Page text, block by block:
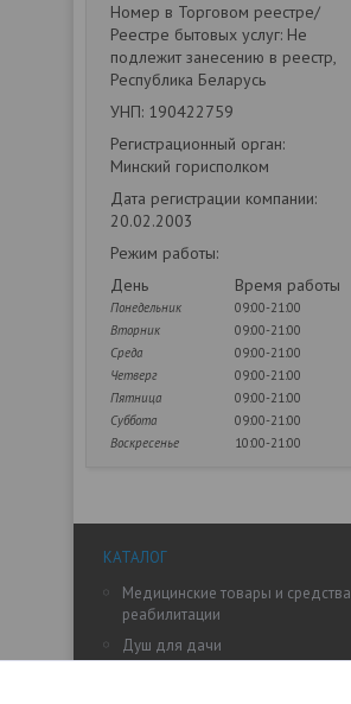
Номер в Торговом реестре/
Реестре бытовых услуг: Не
подлежит занесению в реестр,
Республика Беларусь
УНП: 190422759
Регистрационный орган:
Минский горисполком
Дата регистрации компании:
20.02.2003
Режим работы:
День
Время работы
Понедельник
09:00-21:00
Вторник
09:00-21:00
Среда
09:00-21:00
Четверг
09:00-21:00
Пятница
09:00-21:00
Суббота
09:00-21:00
Воскресенье
10:00-21:00
КАТАЛОГ
Медицинские товары и средства
реабилитации
Душ для дачи